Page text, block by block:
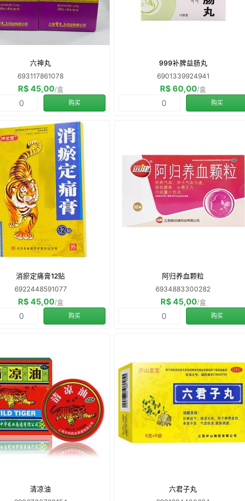
六神丸
693117861078
R$ 45,00/盒
购买
999补脾益肠丸
6901339924941
R$ 60,00/盒
购买
消瘀定痛膏12贴
6922448591077
R$ 45,00/盒
购买
阿归养血颗粒
6934883300282
R$ 45,00/盒
购买
清凉油
六君子丸